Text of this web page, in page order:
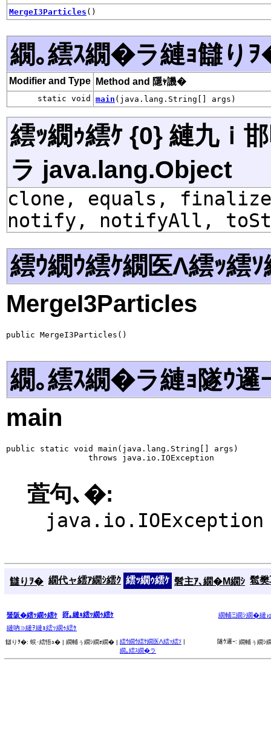
MergeI3Particles ()
繝｡繧ｽ繝�ラ縺ｮ讎り
Modifier and Type Method and 隱ｬ譏�
static void main (java.lang.String[] args)
繧ｯ繝ｩ繧ｹ {0} 縺九ｉ
ラ java.lang.Object
clone, equals,
notify, notifyAll,
繧ｳ繝ｳ繧ｹ繝医Λ繧ｯ繧ｿ
MergeI3Particles
public MergeI3Particles()
繝｡繧ｽ繝�ラ縺ｮ隧ｳ邏
main
public static void main(java.lang.String[] args)
                 throws java.io.IOException
萓句､�:
java.io.IOException
讎りｦ� 繝代ャ繧ｱ繝ｼ繧ｸ 繧ｯ繝ｩ繧ｹ 髫主ｱ､繝�Μ繝ｼ 髱
蜑阪�繧ｯ繝ｩ繧ｹ 谺｡縺ｮ繧ｯ繝ｩ繧ｹ
繝輔Ξ繝ｼ繝�縺
縺吶∋縺ｦ縺ｮ繧ｯ繝ｩ繧ｹ
讎りｦ�: 蜈･繧悟ｭ� | 繝輔ぅ繝ｼ繝ｫ繝� | 繧ｳ繝ｳ繧ｹ繝医Λ繧ｯ繧ｿ |
繝｡繧ｽ繝�ラ
隧ｳ邏ｰ: 繝輔ぅ繝ｼ